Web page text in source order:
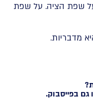
על שפת הציה. על שפת
מדבריות.
בפייסבוק.